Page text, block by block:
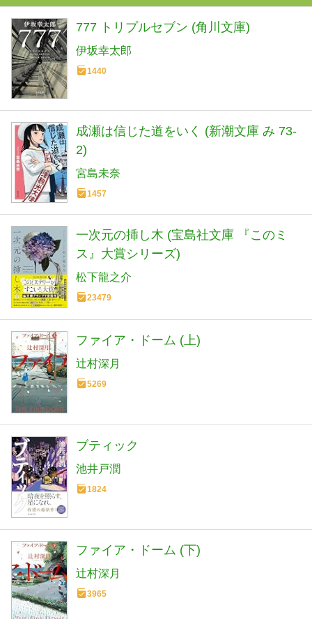
777 トリプルセブン (角川文庫)
伊坂幸太郎
1440
成瀬は信じた道をいく (新潮文庫 み 73-
2)
宮島未奈
1457
一次元の挿し木 (宝島社文庫 『このミ
ス』大賞シリーズ)
松下龍之介
23479
ファイア・ドーム (上)
辻村深月
5269
ブティック
池井戸潤
1824
ファイア・ドーム (下)
辻村深月
3965